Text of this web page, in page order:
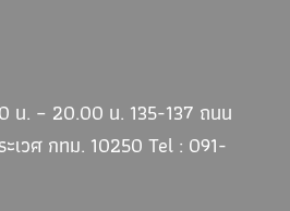
น. – 20.00 น. 135-137 ถนน
เวศ กทม. 10250 Tel : 091-